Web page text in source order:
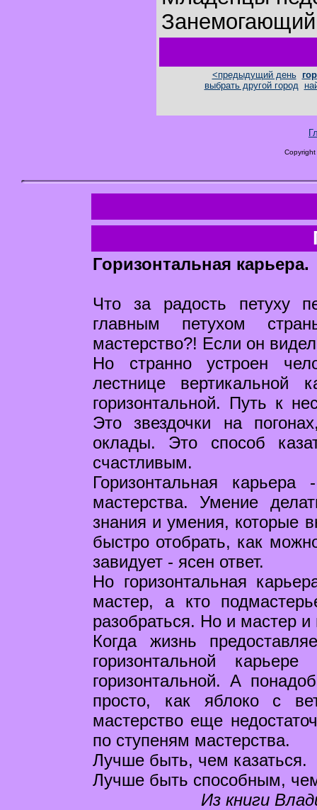
Занемогающий
<предыдущий день
выбрать другой город
Горизонтальная карьера.
Что за радость петуху
главным петухом
мастерство?! Если он
Но странно устроен
лестнице вертикальной
горизонтальной. Путь к
Это звездочки на
оклады. Это способ
счастливым.
Горизонтальная карьера
мастерства. Умение
знания и умения, которые
быстро отобрать, как
завидует - ясен ответ.
Но горизонтальная
мастер, а кто
разобраться. Но и мастер и
Когда жизнь
горизонтальной
горизонтальной. А
просто, как яблоко с
мастерство еще
по ступеням мастерства.
Лучше быть, чем казаться.
Лучше быть способным,
Из книги